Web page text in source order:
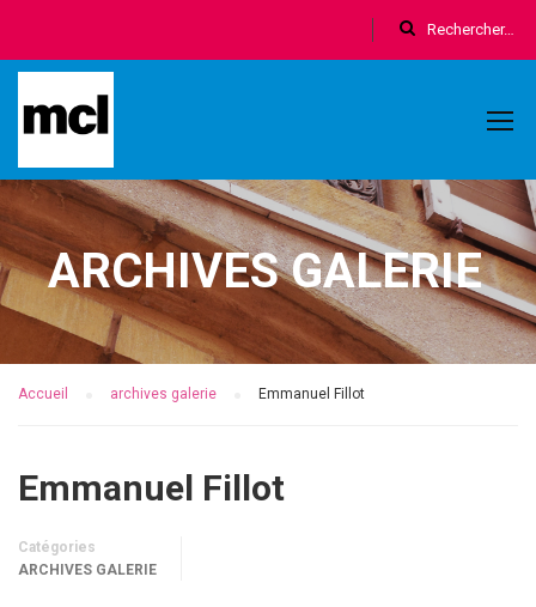
ARCHIVES GALERIE
Accueil archives galerie Emmanuel Fillot
Emmanuel Fillot
Catégories
ARCHIVES GALERIE